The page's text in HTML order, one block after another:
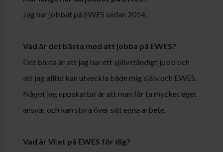
Jag har jobbat på EWES sedan 2014.
Vad är det bästa med att jobba på EWES?
Det bästa är att jag har ett självständigt jobb och
att jag alltid kan utveckla både mig själv och EWES.
Något jag uppskattar är att man får ta mycket eget
ansvar och kan styra över sitt egna arbete.
Vad är Vi:et på EWES för dig?